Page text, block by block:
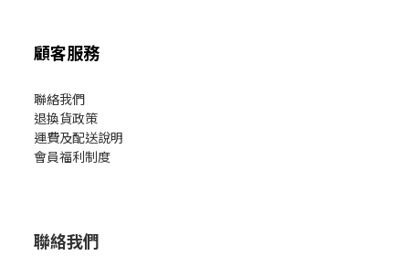
顧客服務
聯絡我們
退換貨政策
運費及配送說明
會員福利制度
聯絡我們